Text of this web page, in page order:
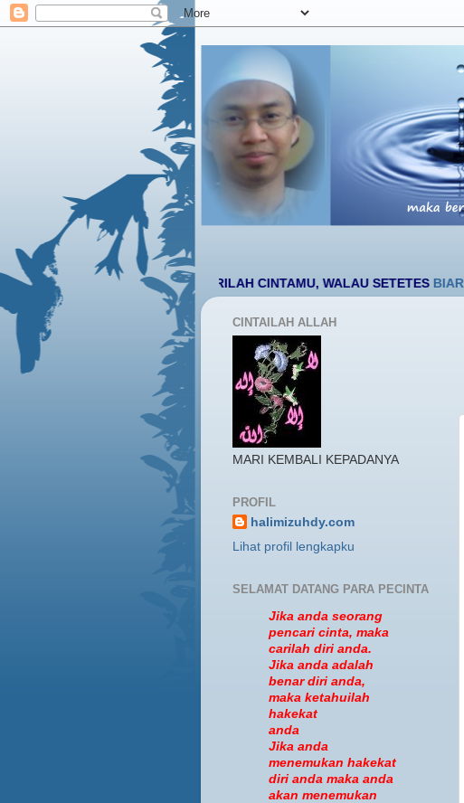
YA RABB BERILAH CINTAMU, WALAU SETETESBIARKANLAH :
CINTAILAH ALLAH
MARI KEMBALI KEPADANYA
PROFIL
halimizuhdy.com
Lihat profil lengkapku
SELAMAT DATANG PARA PECINTA
Jika anda seorang
pencari cinta, maka
carilah diri anda.
Jika anda adalah
benar diri anda,
maka ketahuilah
hakekat
anda
Jika anda
menemukan hakekat
diri anda maka anda
akan menemukan